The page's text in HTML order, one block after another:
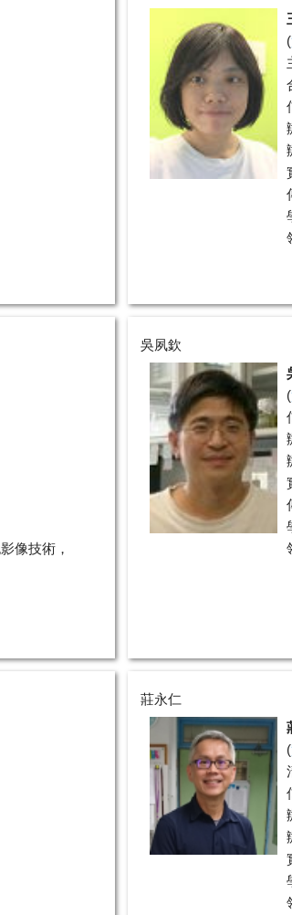
(
像技術，
吳夙欽
(
莊永仁
(